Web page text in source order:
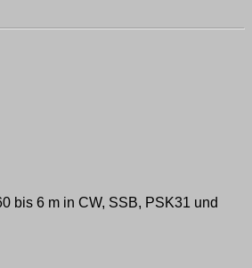
bis 6 m in CW, SSB, PSK31 und